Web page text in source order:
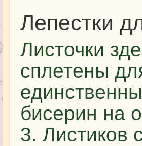
Лепестки
Листочки
сплетены
бисерин на
3. Листиков